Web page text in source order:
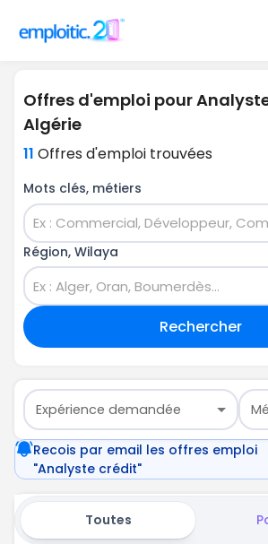
Offres d'emploi pour
Algérie
11 Offres d'emploi trouvées
Mots clés, métiers
Région, Wilaya
Rechercher
Expérience demandée
Recois par email les offres emploi
"Analyste crédit"
Toutes